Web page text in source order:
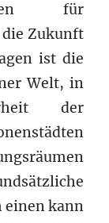
für
Zukunft
ist die
Welt, in
der
einen kann